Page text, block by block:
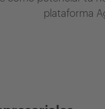
plataforma